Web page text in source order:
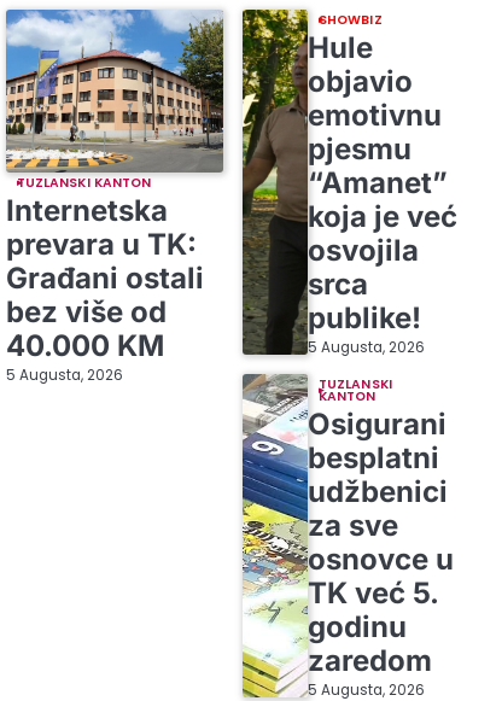
TUZLANSKI KANTON
Internetska
prevara u TK:
Građani ostali
bez više od
40.000 KM
5 Augusta, 2026
SHOWBIZ
Hule
objavio
emotivnu
pjesmu
“Amanet”
koja je već
osvojila
srca
publike!
5 Augusta, 2026
TUZLANSKI
KANTON
Osigurani
besplatni
udžbenici
za sve
osnovce u
TK već 5.
godinu
zaredom
5 Augusta, 2026